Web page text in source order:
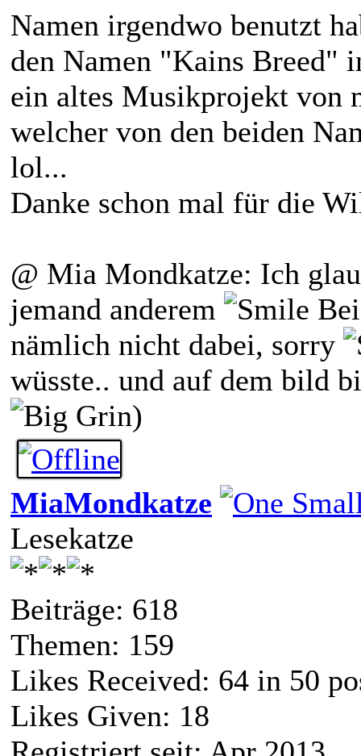
Namen irgendwo benutzt
den Namen "Kains Breed"
ein altes Musikprojekt von
welcher von den beiden
lol...
Danke schon mal für die
@ Mia Mondkatze: Ich
jemand anderem
nämlich nicht dabei, sorry
wüsste.. und auf dem bild
)
MiaMondkatze
Lesekatze
Beiträge: 618
Themen: 159
Likes Received: 64 in 50
Likes Given: 18